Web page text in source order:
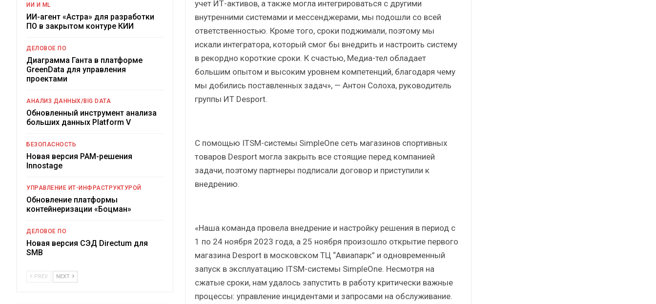
учет ИТ-активов, а также могла интегрироваться с другими
внутренними системами и мессенджерами, мы подошли со всей
ответственностью. Кроме того, сроки поджимали, поэтому мы
искали интегратора, который смог бы внедрить и настроить систему
в рекордно короткие сроки. К счастью, Медиа-тел обладает
большим опытом и высоким уровнем компетенций, благодаря чему
мы добились поставленных задач», — Антон Солоха, руководитель
группы ИТ Desport.
С помощью ITSM-системы SimpleOne сеть магазинов спортивных
товаров Desport могла закрыть все стоящие перед компанией
задачи, поэтому партнеры подписали договор и приступили к
внедрению.
«Наша команда провела внедрение и настройку решения в период с
1 по 24 ноября 2023 года, а 25 ноября произошло открытие первого
магазина Desport в московском ТЦ “Авиапарк” и одновременный
запуск в эксплуатацию ITSM-системы SimpleOne. Несмотря на
сжатые сроки, нам удалось запустить в работу критически важные
процессы: управление инцидентами и запросами на обслуживание.
ИИ И ML
ИИ-агент «Астра» для разработки
ПО в закрытом контуре КИИ
ДЕЛОВОЕ ПО
Диаграмма Ганта в платформе
GreenData для управления
проектами
АНАЛИЗ ДАННЫХ/BIG DATA
Обновленный инструмент анализа
больших данных Platform V
БЕЗОПАСНОСТЬ
Новая версия PAM-решения
Innostage
УПРАВЛЕНИЕ ИТ-ИНФРАСТРУКТУРОЙ
Обновление платформы
контейнеризации «Боцман»
ДЕЛОВОЕ ПО
Новая версия СЭД Directum для
SMB
PREV NEXT